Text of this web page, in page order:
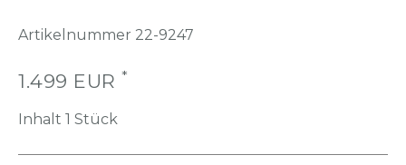
Artikelnummer 22-9247
1.499 EUR *
Inhalt 1 Stück